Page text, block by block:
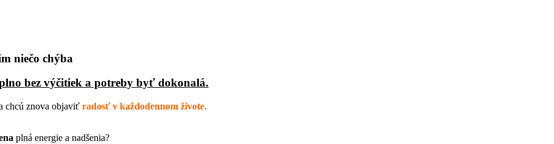
niečo chýba
bez výčitiek a potreby byť dokonalá.
chcú znova objaviť radosť v každodennom živote.
plná energie a nadšenia?